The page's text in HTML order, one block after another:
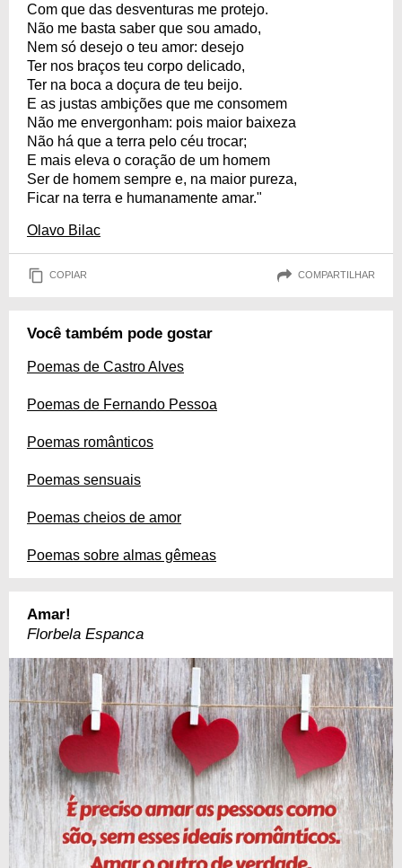
Com que das desventuras me protejo.
Não me basta saber que sou amado,
Nem só desejo o teu amor: desejo
Ter nos braços teu corpo delicado,
Ter na boca a doçura de teu beijo.
E as justas ambições que me consomem
Não me envergonham: pois maior baixeza
Não há que a terra pelo céu trocar;
E mais eleva o coração de um homem
Ser de homem sempre e, na maior pureza,
Ficar na terra e humanamente amar."
Olavo Bilac
COPIAR COMPARTILHAR
Você também pode gostar
Poemas de Castro Alves
Poemas de Fernando Pessoa
Poemas românticos
Poemas sensuais
Poemas cheios de amor
Poemas sobre almas gêmeas
Amar!
Florbela Espanca